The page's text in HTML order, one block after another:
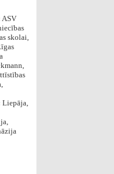
ASV
skolai,
Liepāja,